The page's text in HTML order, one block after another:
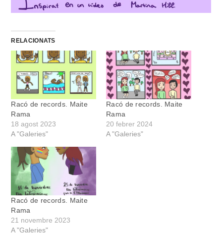
RELACIONATS
Racó de records. Maite
Rama
18 agost 2023
A "Galeries"
Racó de records. Maite
Rama
20 febrer 2024
A "Galeries"
Racó de records. Maite
Rama
21 novembre 2023
A "Galeries"